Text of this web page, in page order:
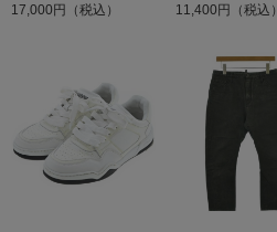
17,000円（税込） 11,400円（税込）